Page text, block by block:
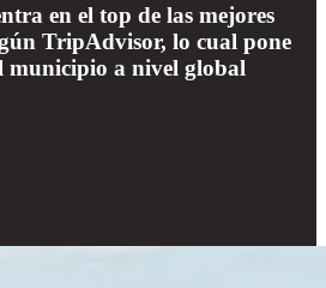
en el top de las mejores
TripAdvisor, lo cual pone
municipio a nivel global